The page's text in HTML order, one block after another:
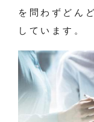
を問わずどん
しています。